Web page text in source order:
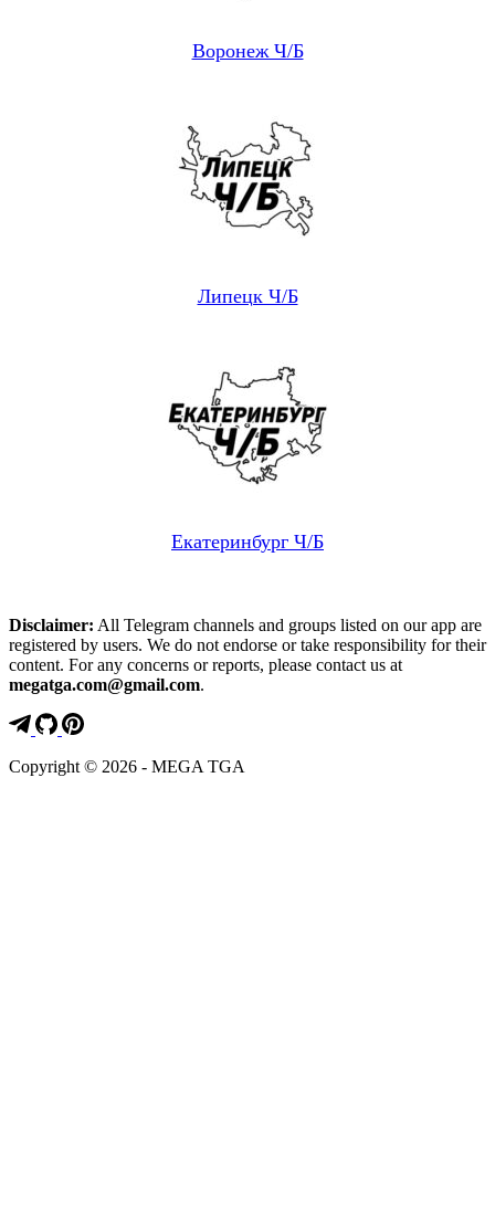
Воронеж Ч/Б
Липецк Ч/Б
Екатеринбург Ч/Б
Disclaimer: All Telegram channels and groups listed on our app are
registered by users. We do not endorse or take responsibility for their
content. For any concerns or reports, please contact us at
megatga.com@gmail.com.
Copyright © 2026 - MEGA TGA